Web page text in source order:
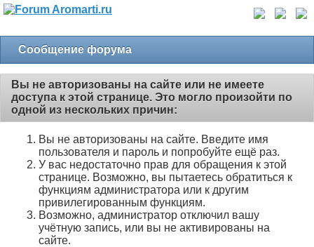
Сообщение форума
Вы не авторизованы на сайте или не имеете
доступа к этой странице. Это могло произойти по
одной из нескольких причин:
Вы не авторизованы на сайте. Введите имя
пользователя и пароль и попробуйте ещё раз.
У вас недостаточно прав для обращения к этой
странице. Возможно, вы пытаетесь обратиться к
функциям администратора или к другим
привилегированным функциям.
Возможно, администратор отключил вашу
учётную запись, или вы не активированы на
сайте.